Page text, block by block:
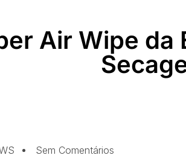
Air Wipe da
Sem Comentários